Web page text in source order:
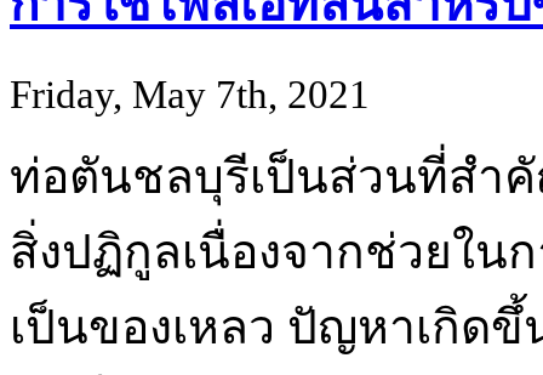
Friday, May 7th, 2021
ท่อตันชลบุรีเป็นส่วนที่สำ
สิ่งปฏิกูลเนื่องจากช่วยใน
เป็นของเหลว ปัญหาเกิด